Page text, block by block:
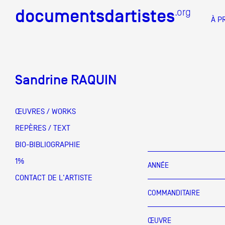
documentsdartistes.org
À
documentsdartistes.org
Équipe
Partenaires
Crédits
Actions
Documentation
Sandrine RAQUIN
ŒUVRES / WORKS
REPÈRES / TEXT
BIO-BIBLIOGRAPHIE
1%
CONTACT DE L'ARTISTE
ANNÉE
COMMANDITAIRE
ŒUVRE